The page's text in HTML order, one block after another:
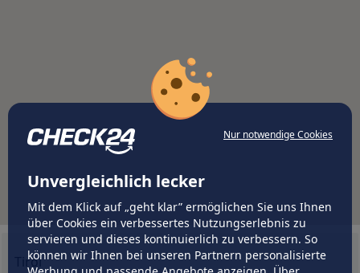
Nur notwendige Cookies
Unvergleichlich lecker
Mit dem Klick auf „geht klar” ermöglichen Sie uns Ihnen
über Cookies ein verbessertes Nutzungserlebnis zu
servieren und dieses kontinuierlich zu verbessern. So
können wir Ihnen bei unseren Partnern personalisierte
Tirol